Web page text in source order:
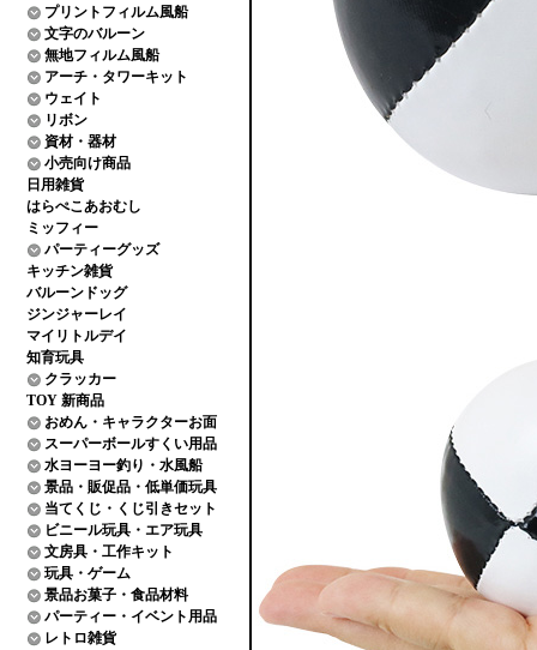
プリントフィルム風船
文字のバルーン
無地フィルム風船
アーチ・タワーキット
ウェイト
リボン
資材・器材
小売向け商品
日用雑貨
はらぺこあおむし
ミッフィー
パーティーグッズ
キッチン雑貨
バルーンドッグ
ジンジャーレイ
マイリトルデイ
知育玩具
クラッカー
TOY 新商品
おめん・キャラクターお面
スーパーボールすくい用品
水ヨーヨー釣り・水風船
景品・販促品・低単価玩具
当てくじ・くじ引きセット
ビニール玩具・エア玩具
文房具・工作キット
玩具・ゲーム
景品お菓子・食品材料
パーティー・イベント用品
レトロ雑貨